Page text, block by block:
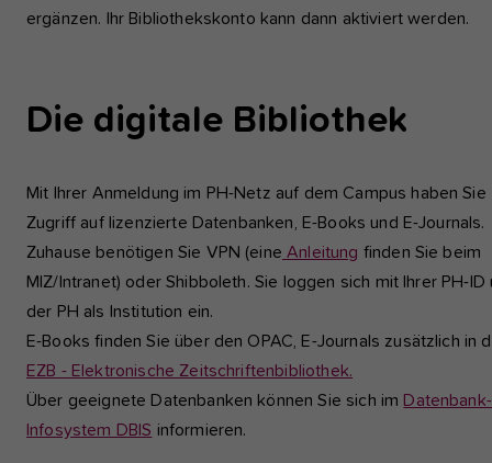
ergänzen. Ihr Bibliothekskonto kann dann aktiviert werden.
Die digitale Bibliothek
Mit Ihrer Anmeldung im PH-Netz auf dem Campus haben Sie
Zugriff auf lizenzierte Datenbanken, E-Books und E-Journals.
Zuhause benötigen Sie VPN (eine Anleitung finden Sie beim
MIZ/Intranet) oder Shibboleth. Sie loggen sich mit Ihrer PH-ID
der PH als Institution ein.
E-Books finden Sie über den OPAC, E-Journals zusätzlich in
EZB - Elektronische Zeitschriftenbibliothek.
Über geeignete Datenbanken können Sie sich im Datenbank-
Infosystem DBIS informieren.